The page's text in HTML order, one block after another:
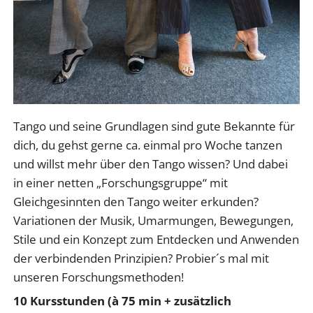
Tango und seine Grundlagen sind gute Bekannte für
dich, du gehst gerne ca. einmal pro Woche tanzen
und willst mehr über den Tango wissen? Und dabei
in einer netten „Forschungsgruppe“ mit
Gleichgesinnten den Tango weiter erkunden?
Variationen der Musik, Umarmungen, Bewegungen,
Stile und ein Konzept zum Entdecken und Anwenden
der verbindenden Prinzipien? Probier´s mal mit
unseren Forschungsmethoden!
10 Kursstunden (à 75 min + zusätzlich